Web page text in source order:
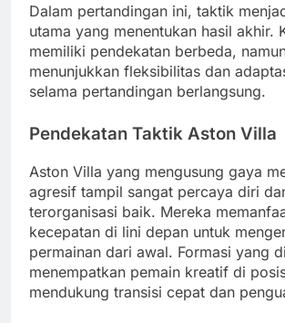
Dalam pertandingan ini, taktik
utama yang menentukan hasil akhir.
memiliki pendekatan berbeda,
menunjukkan fleksibilitas dan
selama pertandingan berlangsung.
Pendekatan Taktik Aston Villa
Aston Villa yang mengusung gaya
agresif tampil sangat percaya diri
terorganisasi baik. Mereka
kecepatan di lini depan untuk
permainan dari awal. Formasi yang
menempatkan pemain kreatif di
mendukung transisi cepat dan